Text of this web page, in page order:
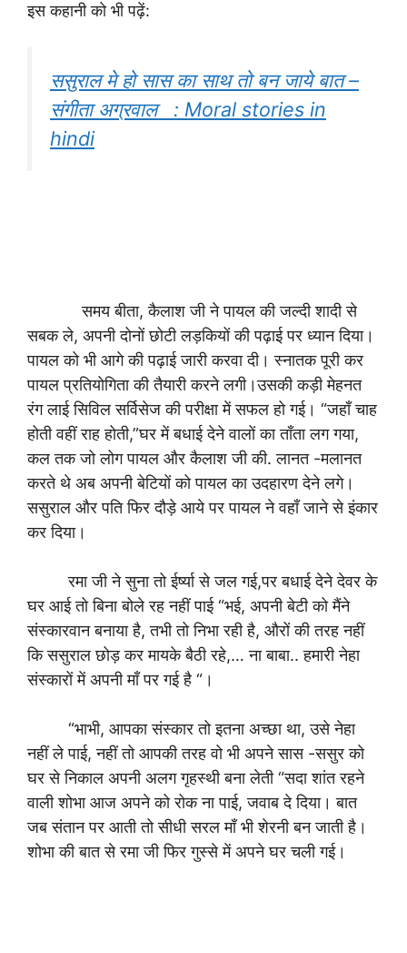
इस कहानी को भी पढ़ें:
ससुराल मे हो सास का साथ तो बन जाये बात –
संगीता अग्रवाल : Moral stories in
hindi
समय बीता, कैलाश जी ने पायल की जल्दी शादी से
सबक ले, अपनी दोनों छोटी लड़कियों की पढ़ाई पर ध्यान दिया।
पायल को भी आगे की पढ़ाई जारी करवा दी। स्नातक पूरी कर
पायल प्रतियोगिता की तैयारी करने लगी।उसकी कड़ी मेहनत
रंग लाई सिविल सर्विसेज की परीक्षा में सफल हो गई। “जहाँ चाह
होती वहीं राह होती,”घर में बधाई देने वालों का ताँता लग गया,
कल तक जो लोग पायल और कैलाश जी की. लानत -मलानत
करते थे अब अपनी बेटियों को पायल का उदहारण देने लगे।
ससुराल और पति फिर दौड़े आये पर पायल ने वहाँ जाने से इंकार
कर दिया।
रमा जी ने सुना तो ईर्ष्या से जल गई,पर बधाई देने देवर के
घर आई तो बिना बोले रह नहीं पाई “भई, अपनी बेटी को मैंने
संस्कारवान बनाया है, तभी तो निभा रही है, औरों की तरह नहीं
कि ससुराल छोड़ कर मायके बैठी रहे,… ना बाबा.. हमारी नेहा
संस्कारों में अपनी माँ पर गई है “।
“भाभी, आपका संस्कार तो इतना अच्छा था, उसे नेहा
नहीं ले पाई, नहीं तो आपकी तरह वो भी अपने सास -ससुर को
घर से निकाल अपनी अलग गृहस्थी बना लेती “सदा शांत रहने
वाली शोभा आज अपने को रोक ना पाई, जवाब दे दिया। बात
जब संतान पर आती तो सीधी सरल माँ भी शेरनी बन जाती है।
शोभा की बात से रमा जी फिर गुस्से में अपने घर चली गई।